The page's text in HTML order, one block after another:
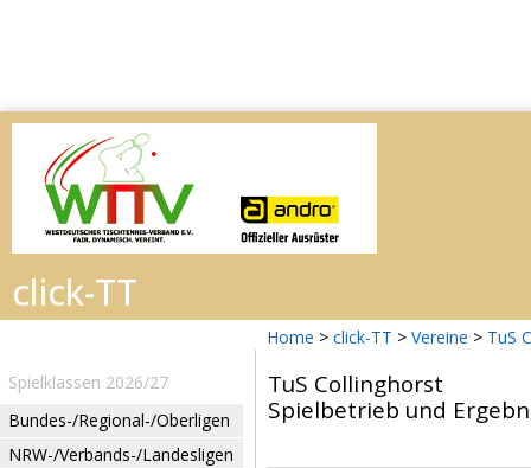
Home > click-TT > Vereine > TuS
Spielklassen 2026/27
Bundes-/Regional-/Oberligen
NRW-/Verbands-/Landesligen
TuS Collinghorst
Spielbetrieb und